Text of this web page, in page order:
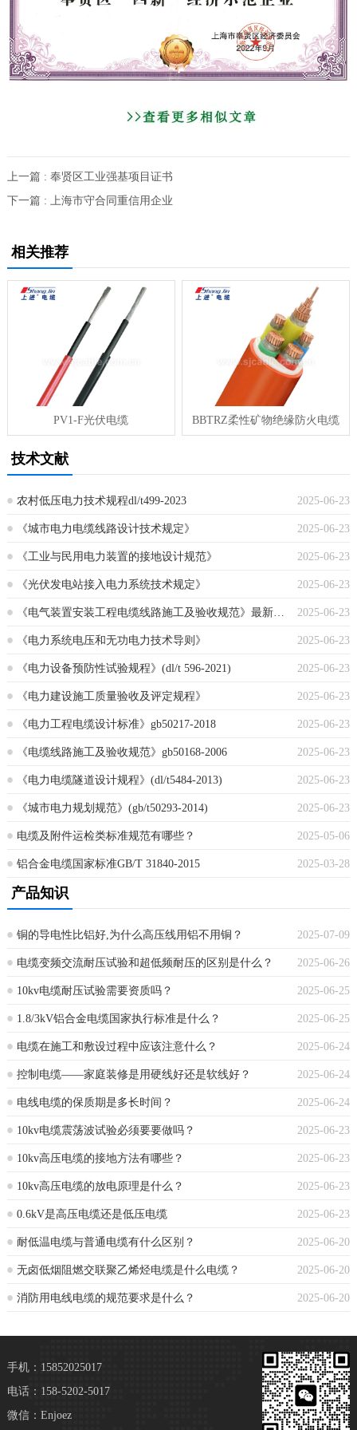
上一篇 : 奉贤区工业强基项目证书
下一篇 : 上海市守合同重信用企业
相关推荐
PV1-F光伏电缆 BBTRZ柔性矿物绝缘防火电缆
技术文献
2025-06-23
农村低压电力技术规程dl/t499-2023
2025-06-23
《城市电力电缆线路设计技术规定》
2025-06-23
《工业与民用电力装置的接地设计规范》
2025-06-23
《光伏发电站接入电力系统技术规定》
2025-06-23
《电气装置安装工程电缆线路施工及验收规范》最新版本
2025-06-23
《电力系统电压和无功电力技术导则》
2025-06-23
《电力设备预防性试验规程》(dl/t 596-2021)
2025-06-23
《电力建设施工质量验收及评定规程》
2025-06-23
《电力工程电缆设计标准》gb50217-2018
2025-06-23
《电缆线路施工及验收规范》gb50168-2006
2025-06-23
《电力电缆隧道设计规程》(dl/t5484-2013)
2025-06-23
《城市电力规划规范》(gb/t50293-2014)
2025-05-06
电缆及附件运检类标准规范有哪些？
2025-03-28
铝合金电缆国家标准GB/T 31840-2015
产品知识
2025-07-09
铜的导电性比铝好,为什么高压线用铝不用铜？
2025-06-26
电缆变频交流耐压试验和超低频耐压的区别是什么？
2025-06-25
10kv电缆耐压试验需要资质吗？
2025-06-25
1.8/3kV铝合金电缆国家执行标准是什么？
2025-06-24
电缆在施工和敷设过程中应该注意什么？
2025-06-24
控制电缆——家庭装修是用硬线好还是软线好？
2025-06-24
电线电缆的保质期是多长时间？
2025-06-23
10kv电缆震荡波试验必须要要做吗？
2025-06-23
10kv高压电缆的接地方法有哪些？
2025-06-23
10kv高压电缆的放电原理是什么？
2025-06-23
0.6kV是高压电缆还是低压电缆
2025-06-20
耐低温电缆与普通电缆有什么区别？
2025-06-20
无卤低烟阻燃交联聚乙烯烃电缆是什么电缆？
2025-06-20
消防用电线电缆的规范要求是什么？
手机：15852025017
电话：158-5202-5017
微信：Enjoez